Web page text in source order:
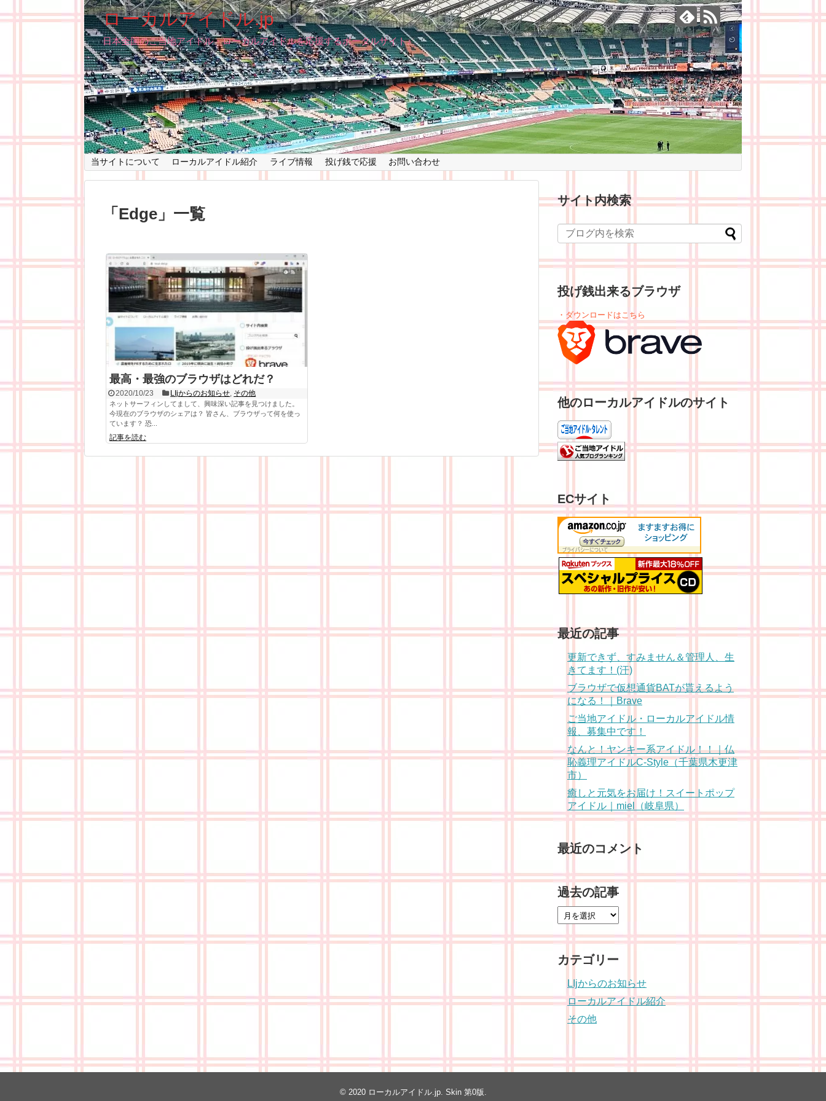
ローカルアイドル.jp
日本全国のご当地アイドル・ローカルアイドルを応援するポータルサイト♪
当サイトについて ローカルアイドル紹介 ライブ情報 投げ銭で応援 お問い合わせ
「 Edge 」 一覧
最高・最強のブラウザはどれだ？
2020/10/23 LIjからのお知らせ, その他
ネットサーフィンしてまして、興味深い記事を見つけました。
今現在のブラウザのシェアは？ 皆さん、ブラウザって何を使っ
ています？ 恐...
記事を読む
サイト内検索
投げ銭出来るブラウザ
・ダウンロードはこちら
他のローカルアイドルのサイト
ECサイト
最近の記事
更新できず、すみません＆管理人、生
きてます！(汗)
ブラウザで仮想通貨BATが貰えるよう
になる！｜Brave
ご当地アイドル・ローカルアイドル情
報、募集中です！
なんと！ヤンキー系アイドル！！｜仏
恥義理アイドルC-Style（千葉県木更津
市）
癒しと元気をお届け！スイートポップ
アイドル｜miel（岐阜県）
最近のコメント
過去の記事
カテゴリー
LIjからのお知らせ
ローカルアイドル紹介
その他
© 2020 ローカルアイドル.jp. Skin 第0版.